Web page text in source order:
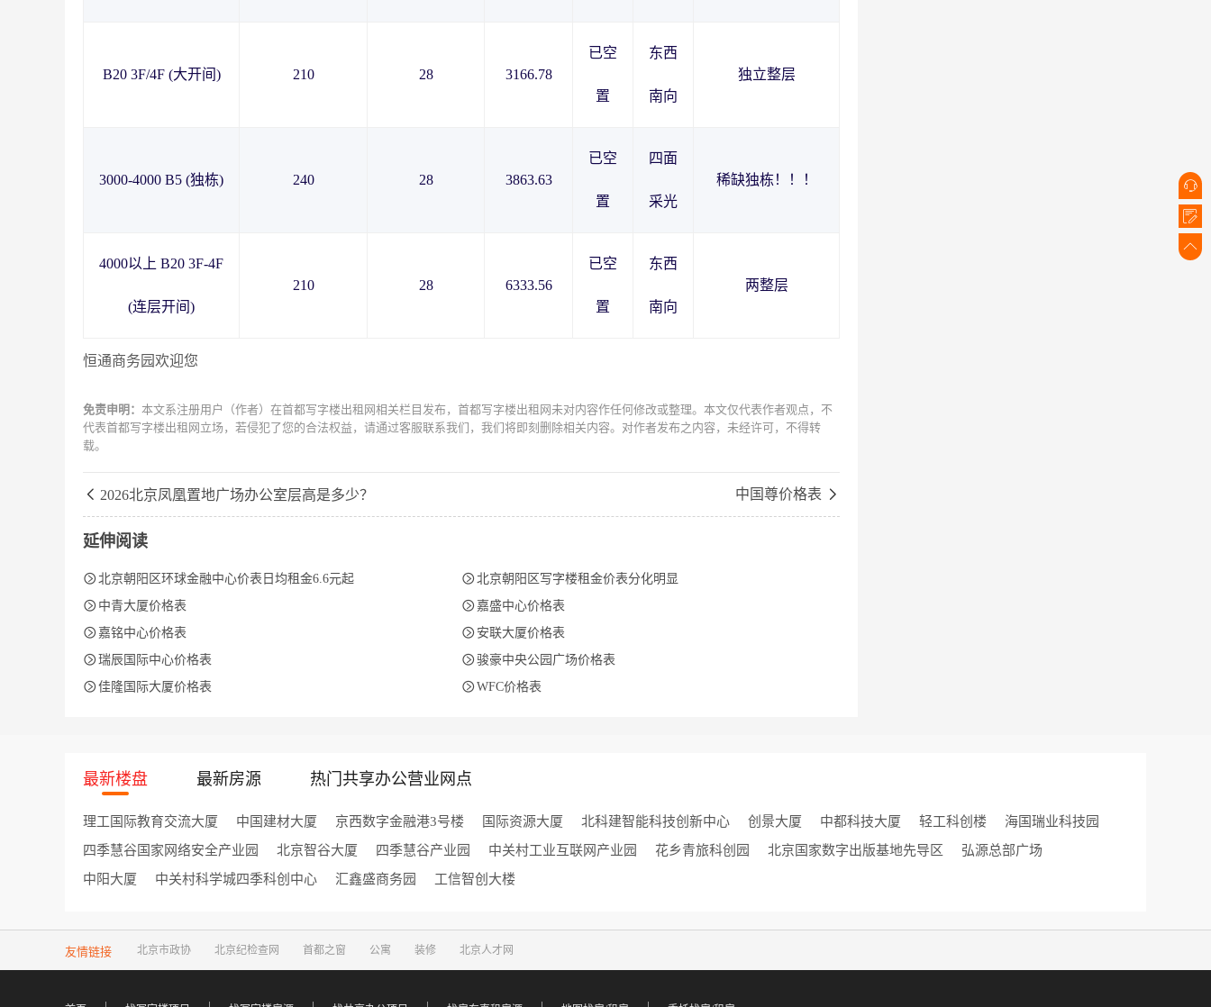
B20 3F/4F (大开间) 210 28 3166.78
已空
置
东西
南向
独立整层
3000-4000 B5 (独栋) 240 28 3863.63
已空
置
四面
采光
稀缺独栋！！！
4000以上 B20 3F-4F
(连层开间)
210 28 6333.56
已空
置
东西
南向
两整层
恒通商务园欢迎您
免责申明： 本文系注册用户（作者）在首都写字楼出租网相关栏目发布，首都写字楼出租网未对内容作任何修改或整理。本文仅代表作者观点，不
代表首都写字楼出租网立场，若侵犯了您的合法权益，请通过客服联系我们，我们将即刻删除相关内容。对作者发布之内容，未经许可，不得转
载。
 2026北京凤凰置地广场办公室层高是多少？ 中国尊价格表 
延伸阅读
 北京朝阳区环球金融中心价表日均租金6.6元起  北京朝阳区写字楼租金价表分化明显
 中青大厦价格表  嘉盛中心价格表
 嘉铭中心价格表  安联大厦价格表
 瑞辰国际中心价格表  骏豪中央公园广场价格表
 佳隆国际大厦价格表  WFC价格表
最新楼盘 最新房源 热门共享办公营业网点
理工国际教育交流大厦 中国建材大厦 京西数字金融港3号楼 国际资源大厦 北科建智能科技创新中心 创景大厦 中都科技大厦 轻工科创楼
海国瑞业科技园
四季慧谷国家网络安全产业园
北京智谷大厦 四季慧谷产业园 中关村工业互联网产业园 花乡青旅科创园 北京国家数字出版基地先导区
弘源总部广场
中阳大厦
中关村科学城四季科创中心 汇鑫盛商务园 工信智创大楼
友情链接 北京市政协 北京纪检查网 首都之窗 公寓 装修 北京人才网


